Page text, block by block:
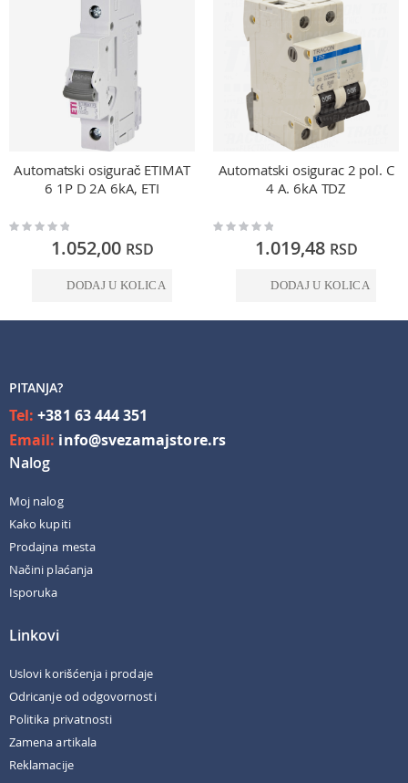
Automatski osigurač ETIMAT
6 1P D 2A 6kA, ETI
Rating:
1.052,00 RSD
DODAJ U KOLICA
Automatski osigurac 2 pol. C
4 A. 6kA TDZ
Rating:
1.019,48 RSD
DODAJ U KOLICA
PITANJA?
Tel:+381 63 444 351
Email: info@svezamajstore.rs
Nalog
Moj nalog
Kako kupiti
Prodajna mesta
Načini plaćanja
Isporuka
Linkovi
Uslovi korišćenja i prodaje
Odricanje od odgovornosti
Politika privatnosti
Zamena artikala
Reklamacije